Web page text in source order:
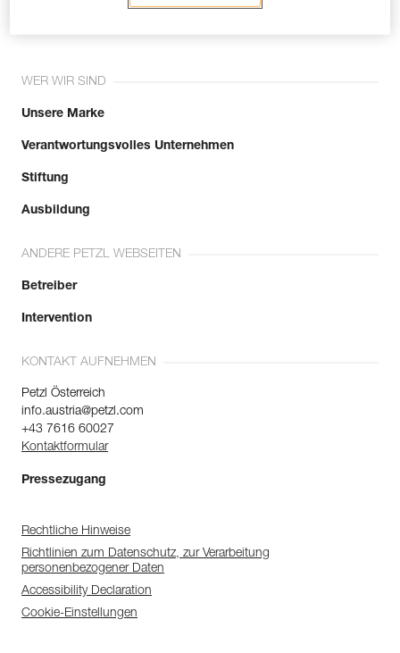
WER WIR SIND
Unsere Marke
Verantwortungsvolles Unternehmen
Stiftung
Ausbildung
ANDERE PETZL WEBSEITEN
Betreiber
Intervention
KONTAKT AUFNEHMEN
Petzl Österreich
info.austria@petzl.com
+43 7616 60027
Kontaktformular
Pressezugang
Rechtliche Hinweise
Richtlinien zum Datenschutz, zur Verarbeitung
personenbezogener Daten
Accessibility Declaration
Cookie-Einstellungen